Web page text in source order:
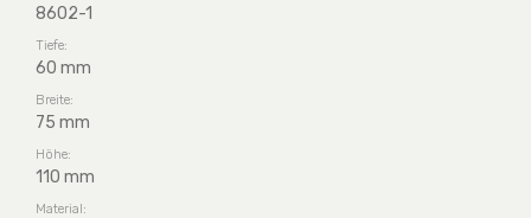
8602-1
Tiefe:
60 mm
Breite:
75 mm
Höhe:
110 mm
Material: